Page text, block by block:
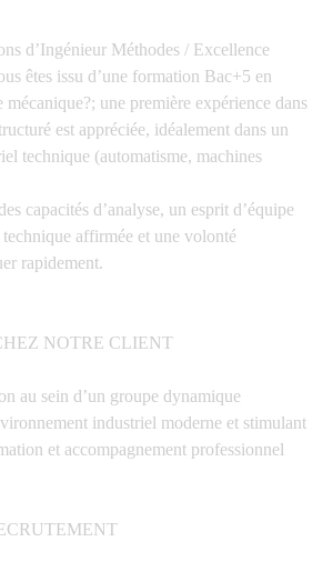
d’Ingénieur Méthodes / Excellence
êtes issu d’une formation Bac+5 en
mécanique?; une première expérience dans
est appréciée, idéalement dans un
technique (automatisme, machines
capacités d’analyse, un esprit d’équipe
affirmée et une volonté
rapidement.
NOTRE CLIENT
au sein d’un groupe dynamique
industriel moderne et stimulant
et accompagnement professionnel